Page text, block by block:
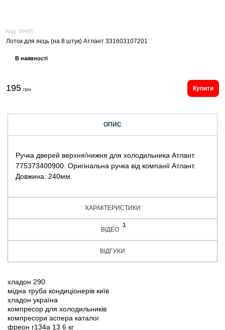
Код: 06495
Лоток для яєць (на 8 штук) Атлант 331603107201
В наявності
195 грн Купити
ОПИС
Ручка дверей верхня/нижня для холодильника Атлант
775373400900. Оригінальна ручка від компанії Атлант.
Довжина: 240мм.
ХАРАКТЕРИСТИКИ
ВІДЕО
1
ВІДГУКИ
хладон 290
мідна труба кондиціонерів київ
хладон україна
компресор для холодильників
компресори аспера каталог
фреон r134a 13 6 кг